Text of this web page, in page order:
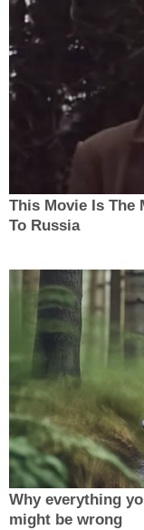
This Movie Is The
To Russia
Why everything
might be wrong